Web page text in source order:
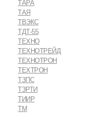
ТАРА
ТАЯ
ТВЭКС
ТДТ-55
ТЕХНО
ТЕХНОТРЕЙД
ТЕХНОТРОН
ТЕХТРОН
ТЗПС
ТЗРТИ
ТИИР
ТМ